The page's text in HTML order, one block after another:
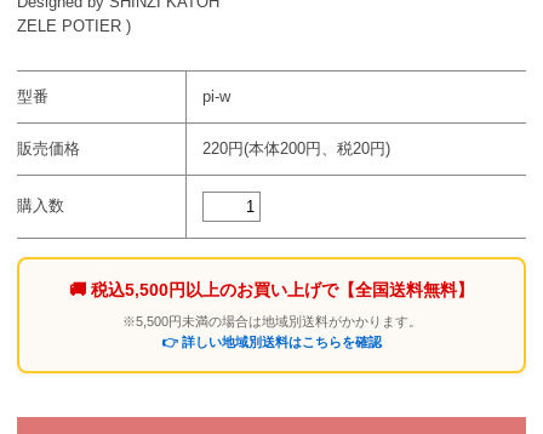
ZELE POTIER )
型番 pi-w
販売価格 220円(本体200円、税20円)
購入数
🚚 税込5,500円以上のお買い上げで【全国送料無料】
※5,500円未満の場合は地域別送料がかかります。
👉 詳しい地域別送料はこちらを確認